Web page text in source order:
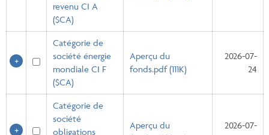
revenu CI A
($CA)
Catégorie de
société énergie
mondiale CI F
($CA)
Aperçu du
fonds.pdf (111K)
2026-07-
24
Catégorie de
société
obligations
Aperçu du
2026-07-